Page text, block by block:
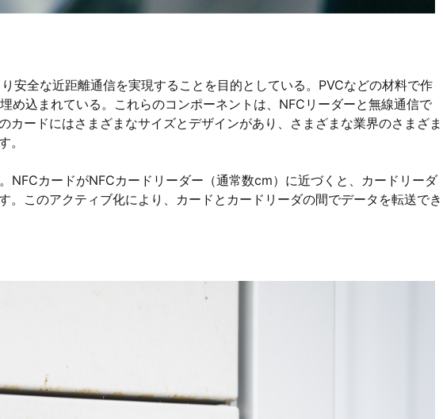
安全な近距離通信を実現することを目的としている。PVCなどの材料で作
め込まれている。これらのコンポーネントは、NFCリーダーと無線通信で
カードにはさまざまなサイズとデザインがあり、さまざまな業界のさまざま
。
NFCカードがNFCカードリーダー（通常数cm）に近づくと、カードリーダ
。このアクティブ化により、カードとカードリーダの間でデータを転送でき